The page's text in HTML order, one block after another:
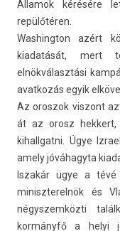
Államok kérésére
repülőtéren.
Was­hington azért
kiadatását, mert
elnökválasztási
avat­kozás egyik
Az oros­zok vis­zont
át az orosz
kihallgat­ni. Ügye
amely jóváhagyta
Iszakár ügye a tévé
miniszterel­nök és
négys­zemköz­ti
kormányfő a helyi